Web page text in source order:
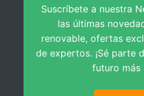
Dimensionado del Cable de
Caída de Tensión en Cables AC
Estimación de Energía
Presentación del Ejercicio
Análisis de Componentes
¿Seguidor Solar o Estructura
Diferencia de Diseño en
Instalación
Distancia entre Estructuras
Eficiencia de la Instalación
Dimensionado de Inversores
Sección 8: Diseño e
Actividades a Realizar
Suscríbete a nuestra
las últimas
renovable, ofertas
de expertos. ¡Sé parte
futuro más